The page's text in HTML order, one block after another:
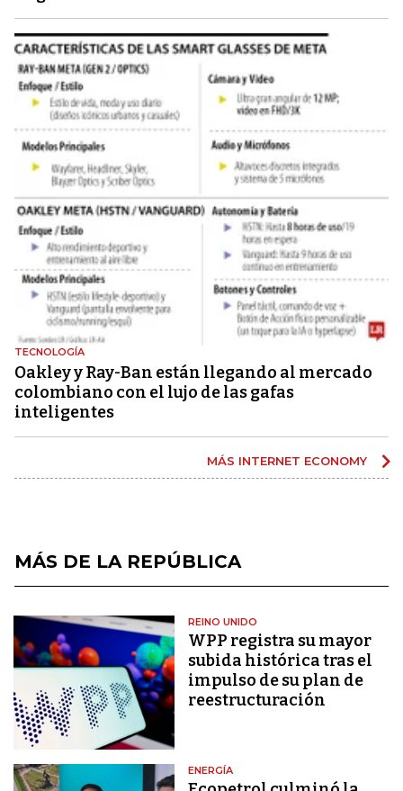
TECNOLOGÍA
Oakley y Ray-Ban están llegando al mercado
colombiano con el lujo de las gafas
inteligentes
MÁS INTERNET ECONOMY
MÁS DE LA REPÚBLICA
REINO UNIDO
WPP registra su mayor
subida histórica tras el
impulso de su plan de
reestructuración
ENERGÍA